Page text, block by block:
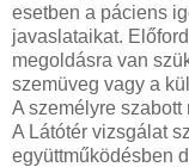
esetben a páciens
javaslataikat.
megoldásra van
szemüveg vagy a
A személyre
A Látótér vizsgálat
együttműködésben